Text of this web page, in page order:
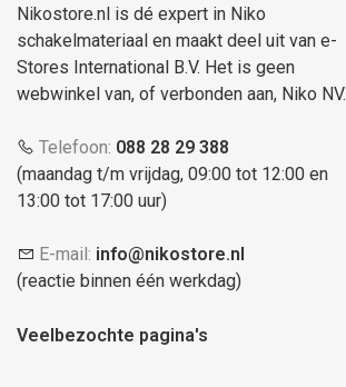
Nikostore.nl is dé expert in Niko
schakelmateriaal en maakt deel uit van e-
Stores International B.V. Het is geen
webwinkel van, of verbonden aan, Niko NV.
Telefoon: 088 28 29 388
(maandag t/m vrijdag, 09:00 tot 12:00 en
13:00 tot 17:00 uur)
E-mail: info@nikostore.nl
(reactie binnen één werkdag)
Veelbezochte pagina's